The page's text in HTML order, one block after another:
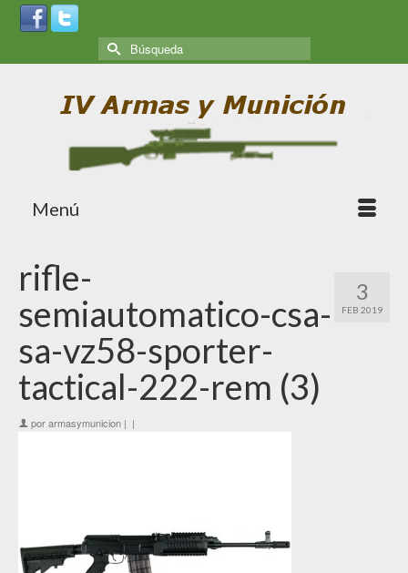
Menú
3
FEB 2019
rifle-
semiautomatico-csa-
sa-vz58-sporter-
tactical-222-rem (3)
porarmasymunicion | |